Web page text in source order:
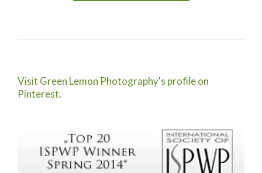
Visit Green Lemon Photography's profile on
Pinterest.